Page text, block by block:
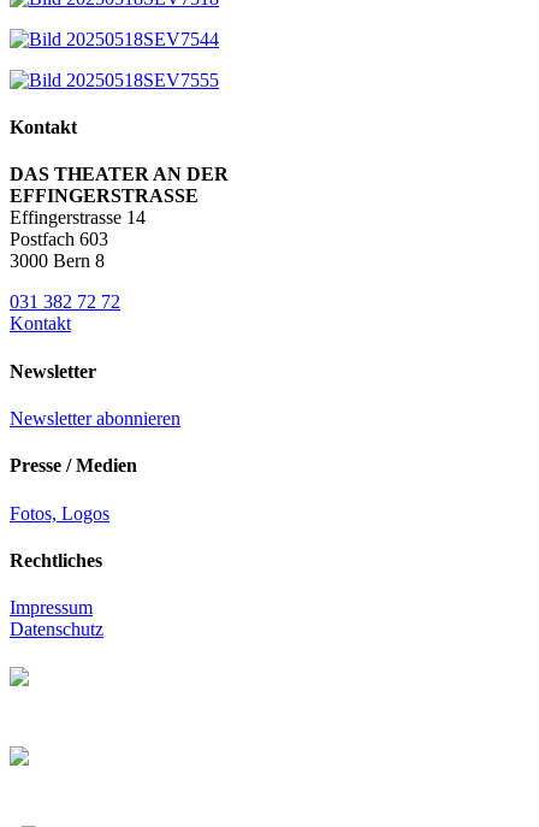
Kontakt
DAS THEATER AN DER
EFFINGERSTRASSE
Effingerstrasse 14
Postfach 603
3000 Bern 8
031 382 72 72
Kontakt
Newsletter
Newsletter abonnieren
Presse / Medien
Fotos, Logos
Rechtliches
Impressum
Datenschutz